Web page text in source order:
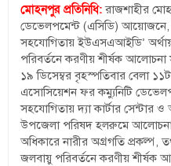
মোহনপুর প্রতিনিধি:রাজশাহীর
ডেভেলপমেন্ট (এসিডি) আয়োজনে,
সহযোগিতায় ইউএসএআইডি’
পরিবর্তনে করণীয় শীর্ষক আলোচনা
১৯ ডিসেম্বর বৃহস্পতিবার বেলা
এসোসিয়েশন ফর কম্যুনিটি
সহযোগিতায় দ্যা কার্টার
উপজেলা পরিষদ হলরুমে আলোচনা
অধিকারে নারীর অগ্রগতি প্রকল্প,
জলবায়ু পরিবর্তনে করণীয় শীর্ষক